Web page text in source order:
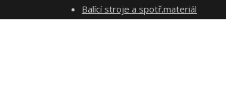
Balící stroje a spotř.materiál